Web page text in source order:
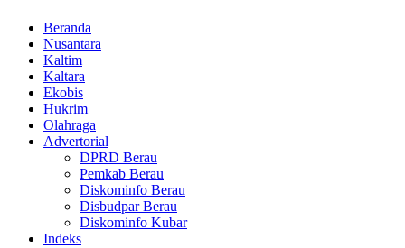
Beranda
Nusantara
Kaltim
Kaltara
Ekobis
Hukrim
Olahraga
Advertorial
DPRD Berau
Pemkab Berau
Diskominfo Berau
Disbudpar Berau
Diskominfo Kubar
Indeks